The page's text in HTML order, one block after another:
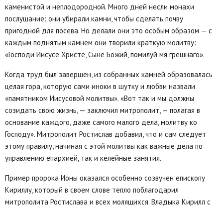
каменистой и неплодородной. Много дней несли монахи
послушание: они убирали камни, чтобы сделать почву
пригодной для посева. Но делали они это особым образом — с
каждым поднятым камнем они творили краткую молитву:
«Господи Иисусе Христе, Сыне Божий, помилуй мя грешнаго».
Когда труд был завершен, из собранных камней образовалась
целая гора, которую сами иноки в шутку и любви назвали
«памятником Иисусовой молитвы». «Вот так и мы должны
созидать свою жизнь, — заключил митрополит, — полагая в
основание каждого, даже самого малого дела, молитву ко
Господу». Митрополит Ростислав добавил, что и сам следует
этому правилу, начиная с этой молитвы как важные дела по
управлению епархией, так и келейные занятия.
Пример пророка Ионы оказался особенно созвучен епископу
Кириллу, который в своем слове тепло поблагодарил
митрополита Ростислава и всех молящихся. Владыка Кирилл с